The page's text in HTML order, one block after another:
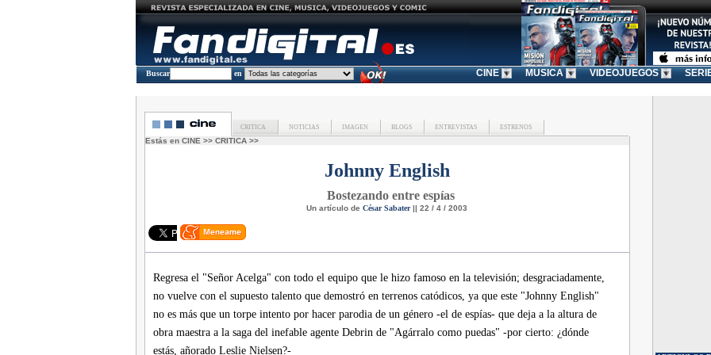
Buscar en CINE MUSICA VIDEOJUEGOS
CRITICA NOTICIAS IMAGEN BLOGS ENTREVISTAS ESTRENOS
Estás en CINE >> CRITICA >>
Johnny English
Bostezando entre espías
Un artículo de César Sabater|| 22 / 4 / 2003
Regresa el "Señor Acelga" con todo el equipo que le hizo famoso en la televisión; desgraciadamente,
no vuelve con el supuesto talento que demostró en terrenos catódicos, ya que este "Johnny English"
no es más que un torpe intento por hacer parodia de un género -el de espías- que deja a la altura de
obra maestra a la saga del inefable agente Debrin de "Agárralo como puedas" -por cierto: ¿dónde
estás, añorado Leslie Nielsen?-